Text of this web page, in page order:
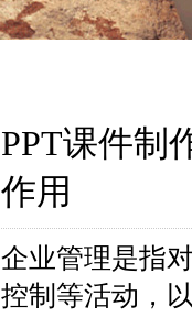
PPT课件制
作用
企业管理是指
控制等活动，